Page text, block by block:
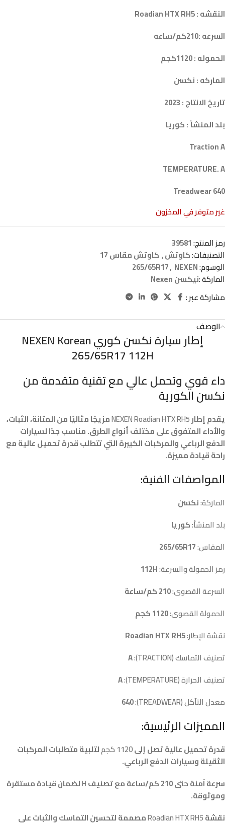
النقشه : Roadian HTX RH5
السرعه :210كم/ساعه
الحموله : 1120كجم
الماركه : نكسن
تاريخ الانتاج : 2023
بلد المنشأ : كوريا
Traction A
TEMPERATURE. A
Treadwear 640
غير متوفر في المخزون
رمز المنتج:39581
التصنيفات:كاوتش, كاوتش مقاس 17
الوسوم:
265/65R17, NEXEN
الماركة :نيكسن Nexen
مشاركة عبر :
الوصف
إطار سيارة نكسن كوري NEXEN Korean
265/65R17 112H
داء قوي وتحمل عالي مع تقنية متقدمة من
نكسن الكورية
يقدم إطارNEXEN Roadian HTX RH5مزيجًا مثاليًا من المتانة، الثبات،
والأداء المتفوق على مختلف أنواع الطرق. مناسب جدًا لسيارات
الدفع الرباعي والمركبات الكبيرة التي تتطلب قدرة تحميل عالية مع
راحة قيادة مميزة.
المواصفات الفنية:
الماركة:نكسن
بلد المنشأ:كوريا
المقاس:
رمز الحمولة والسرعة:
السرعة القصوى:
الحمولة القصوى:
نقشة الإطار:
تصنيف التماسك (TRACTION):
تصنيف الحرارة (TEMPERATURE):
معدل التآكل (TREADWEAR):
المميزات الرئيسية:
قدرة تحميل عالية تصل إلى1120 كجم
لتلبية متطلبات المركبات
الثقيلة وسيارات الدفع الرباعي.
سرعة آمنة حتى 210 كم/ساعة مع تصنيف
Hلضمان قيادة مستقرة
وموثوقة.
نقشةRoadian HTX RH5مصممة لتحسين التماسك والثبات على